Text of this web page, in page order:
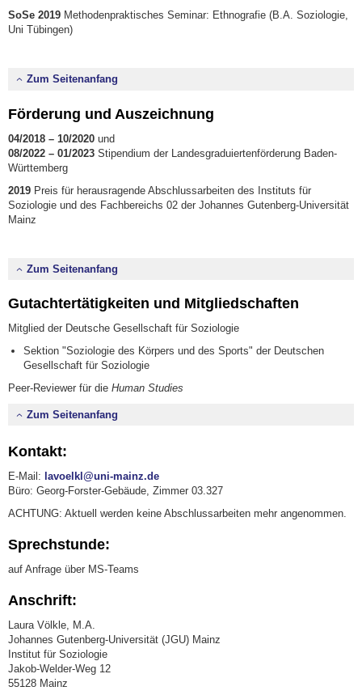
SoSe 2019 Methodenpraktisches Seminar: Ethnografie (B.A. Soziologie,
Uni Tübingen)
Zum Seitenanfang
Förderung und Auszeichnung
04/2018 – 10/2020 und
08/2022 – 01/2023 Stipendium der Landesgraduiertenförderung Baden-
Württemberg
2019 Preis für herausragende Abschlussarbeiten des Instituts für
Soziologie und des Fachbereichs 02 der Johannes Gutenberg-Universität
Mainz
Zum Seitenanfang
Gutachtertätigkeiten und Mitgliedschaften
Mitglied der Deutsche Gesellschaft für Soziologie
Sektion "Soziologie des Körpers und des Sports" der Deutschen
Gesellschaft für Soziologie
Peer-Reviewer für die Human Studies
Zum Seitenanfang
Kontakt:
E-Mail: lavoelkl@uni-mainz.de
Büro: Georg-Forster-Gebäude, Zimmer 03.327
ACHTUNG: Aktuell werden keine Abschlussarbeiten mehr angenommen.
Sprechstunde:
auf Anfrage über MS-Teams
Anschrift:
Laura Völkle, M.A.
Johannes Gutenberg-Universität (JGU) Mainz
Institut für Soziologie
Jakob-Welder-Weg 12
55128 Mainz